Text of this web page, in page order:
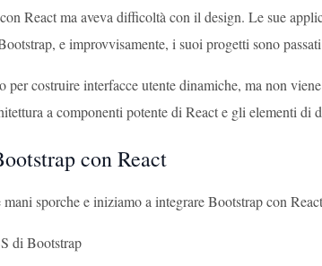
React ma aveva difficoltà con il design. Le sue
e improvvisamente, i suoi progetti sono
per costruire interfacce utente dinamiche, ma non
a componenti potente di React e gli elementi di
con React
sporche e iniziamo a integrare Bootstrap con
di Bootstrap